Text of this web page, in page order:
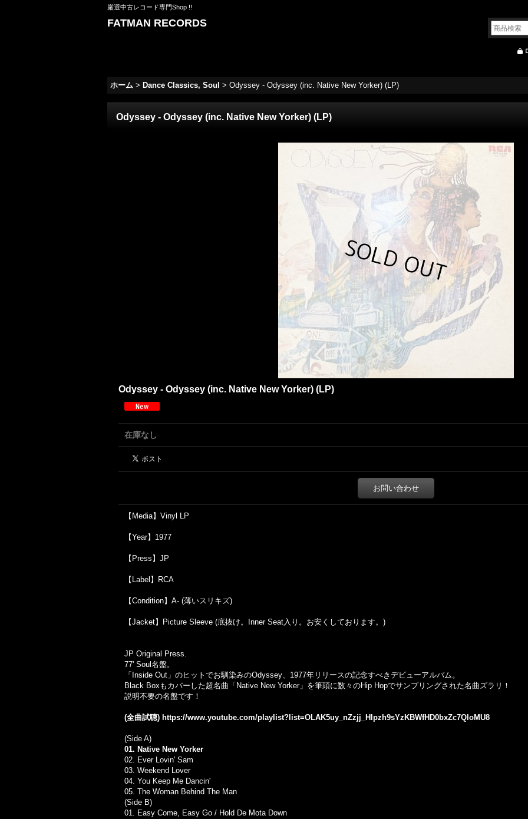
厳選中古レコード専門Shop !!
FATMAN RECORDS
ホーム > Dance Classics, Soul > Odyssey - Odyssey (inc. Native New Yorker) (LP)
Odyssey - Odyssey (inc. Native New Yorker) (LP)
Odyssey - Odyssey (inc. Native New Yorker) (LP)
在庫なし
お問い合わせ
【Media】Vinyl LP
【Year】1977
【Press】JP
【Label】RCA
【Condition】A- (薄いスリキズ)
【Jacket】Picture Sleeve (底抜け。Inner Seat入り。お安くしております。)
JP Original Press.
77' Soul名盤。
「Inside Out」のヒットでお馴染みのOdyssey、1977年リリースの記念すべきデビューアルバム。
Black Boxもカバーした超名曲「Native New Yorker」を筆頭に数々のHip Hopでサンプリングされた名曲ズラリ！
説明不要の名盤です！
(全曲試聴) https://www.youtube.com/playlist?list=OLAK5uy_nZzjj_Hlpzh9sYzKBWfHD0bxZc7QloMU8
(Side A)
01. Native New Yorker
02. Ever Lovin' Sam
03. Weekend Lover
04. You Keep Me Dancin'
05. The Woman Behind The Man
(Side B)
01. Easy Come, Easy Go / Hold De Mota Down